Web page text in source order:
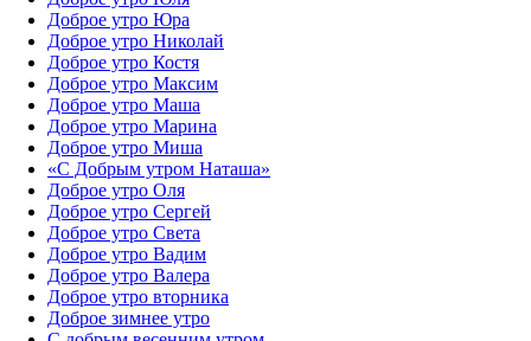
Доброе утро Юра
Доброе утро Николай
Доброе утро Костя
Доброе утро Максим
Доброе утро Маша
Доброе утро Марина
Доброе утро Миша
«С Добрым утром Наташа»
Доброе утро Оля
Доброе утро Сергей
Доброе утро Света
Доброе утро Вадим
Доброе утро Валера
Доброе утро вторника
Доброе зимнее утро